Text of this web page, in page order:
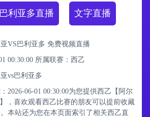
利亚多直播 文字直播
VS巴利亚多 免费视频直播
00:30:00 所属联赛： 西乙
vs巴利亚多
2026-06-01 00:30:00为您提供西乙【阿尔
，喜欢观看西乙比赛的朋友可以提前收藏
本站还为您在本页面索引了相关西乙直